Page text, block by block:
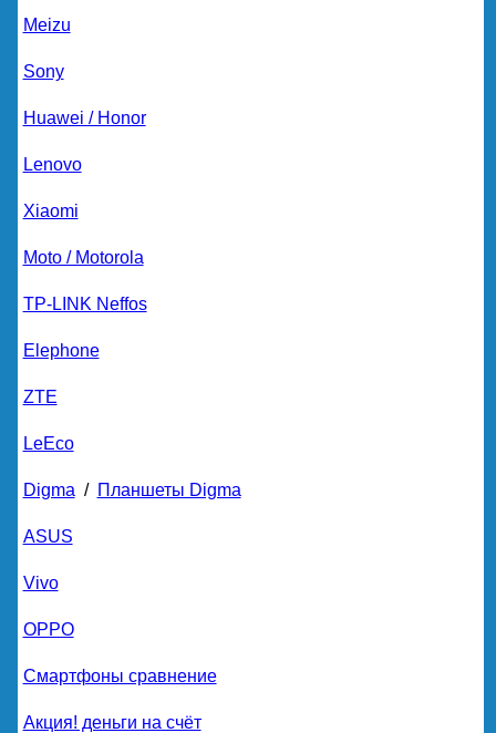
Meizu
Sony
Huawei / Honor
Lenovo
Xiaomi
Moto / Motorola
TP-LINK Neffos
Elephone
ZTE
LeEco
Digma / Планшеты Digma
ASUS
Vivo
OPPO
Смартфоны сравнение
Акция! деньги на счёт